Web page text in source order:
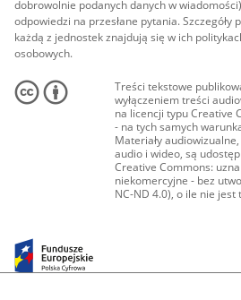
dobrowolnie podanych danych w
odpowiedzi na przesłane pytania.
każdą z jednostek znajdują się w ich
osobowych.
Treści tekstowe
wyłączeniem treści
na licencji typu Creative
- na tych samych
Materiały
audio i wideo, są
Creative Commons:
niekomercyjne - bez
NC-ND 4.0), o ile nie